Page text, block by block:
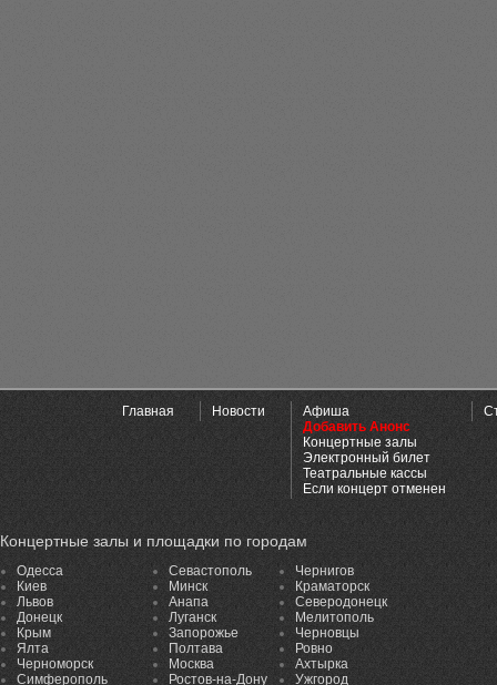
Главная Новости
Афиша
Добавить Анонс
Концертные залы
Электронный билет
Театральные кассы
Если концерт отменен
Концертные залы и площадки по городам
Одесса
Киев
Львов
Донецк
Крым
Ялта
Черноморск
Симферополь
Севастополь
Минск
Анапа
Луганск
Запорожье
Полтава
Москва
Ростов-на-Дону
Чернигов
Краматорск
Северодонецк
Мелитополь
Черновцы
Ровно
Ахтырка
Ужгород